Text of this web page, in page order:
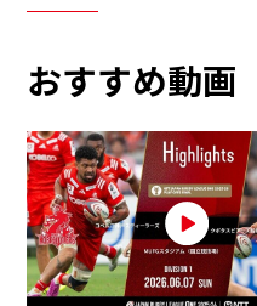
おすすめ動画